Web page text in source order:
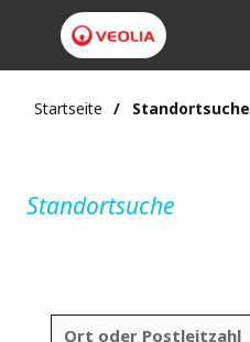
Startseite Standortsuche
Standortsuche